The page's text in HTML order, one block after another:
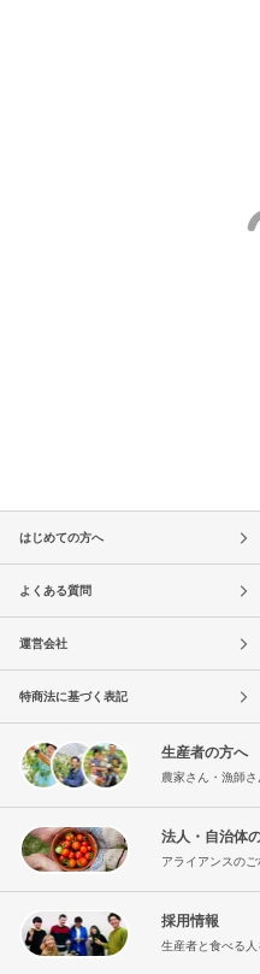
はじめての方へ
よくある質問
運営会社
特商法に基づく表記
生産者の方へ
農家さん・漁師
法人・自治体
アライアンスの
採用情報
生産者と食べる